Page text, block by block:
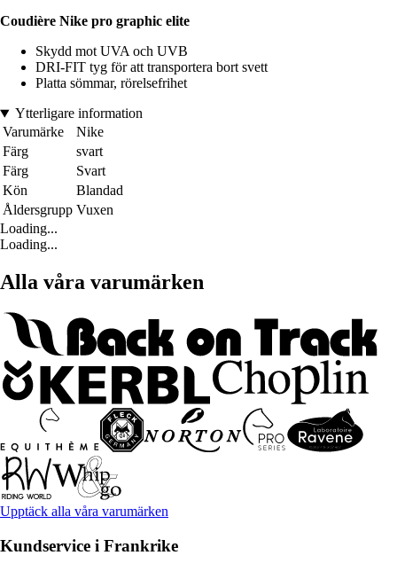
Coudière Nike pro graphic elite
Skydd mot UVA och UVB
DRI-FIT tyg för att transportera bort svett
Platta sömmar, rörelsefrihet
Ytterligare information
Varumärke
Nike
Färg
svart
Färg
Svart
Kön
Blandad
Åldersgrupp Vuxen
Loading...
Loading...
Alla våra varumärken
Upptäck alla våra varumärken
Kundservice i Frankrike